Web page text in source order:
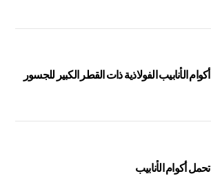
أكوام الأنابيب الفولاذية ذات القطر الكبير للجسور
تحمل أكوام الأنابيب